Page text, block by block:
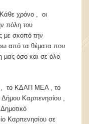
χρόνο , οι
πόλη του
με σκοπό την
από τα θέματα που
μας όσο και σε όλο
, το ΚΔΑΠ ΜΕΑ , το
Καρπενησίου ,
Καρπενησίου σε